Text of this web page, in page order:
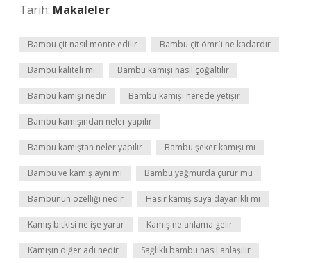
Tarih: Makaleler
Bambu çit nasıl monte edilir Bambu çit ömrü ne kadardır
Bambu kaliteli mi Bambu kamışı nasıl çoğaltılır
Bambu kamışı nedir Bambu kamışı nerede yetişir
Bambu kamışından neler yapılır
Bambu kamıştan neler yapılır Bambu şeker kamışı mı
Bambu ve kamış aynı mı Bambu yağmurda çürür mü
Bambunun özelliği nedir Hasır kamış suya dayanıklı mı
Kamış bitkisi ne işe yarar Kamış ne anlama gelir
Kamışın diğer adı nedir Sağlıklı bambu nasıl anlaşılır